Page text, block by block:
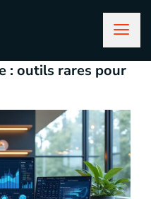
: outils rares pour